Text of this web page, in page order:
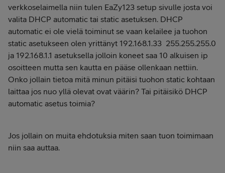
verkkoselaimella niin tulen EaZy123 setup sivulle josta voi
valita DHCP automatic tai static asetuksen. DHCP
automatic ei ole vielä toiminut se vaan kelailee ja tuohon
static asetukseen olen yrittänyt 192.168.1.33 255.255.255.0
ja 192.168.1.1 asetuksella jolloin koneet saa 10 alkuisen ip
osoitteen mutta sen kautta en pääse ollenkaan nettiin.
Onko jollain tietoa mitä minun pitäisi tuohon static kohtaan
laittaa jos nuo yllä olevat ovat väärin? Tai pitäisikö DHCP
automatic asetus toimia?
Jos jollain on muita ehdotuksia miten saan tuon toimimaan
niin saa auttaa.